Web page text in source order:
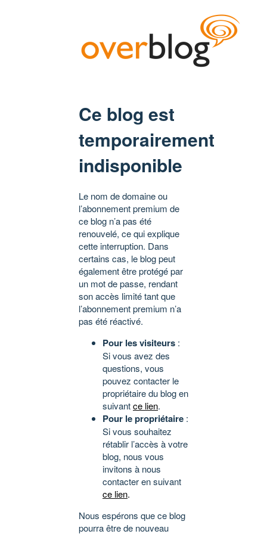
Ce blog est
temporairement
indisponible
Le nom de domaine ou
l’abonnement premium de
ce blog n’a pas été
renouvelé, ce qui explique
cette interruption. Dans
certains cas, le blog peut
également être protégé par
un mot de passe, rendant
son accès limité tant que
l’abonnement premium n’a
pas été réactivé.
Pour les visiteurs :
Si vous avez des
questions, vous
pouvez contacter le
propriétaire du blog en
suivantce lien.
Pour le propriétaire :
Si vous souhaitez
rétablir l’accès à votre
blog, nous vous
invitons à nous
contacter en suivant
ce lien.
Nous espérons que ce blog
pourra être de nouveau